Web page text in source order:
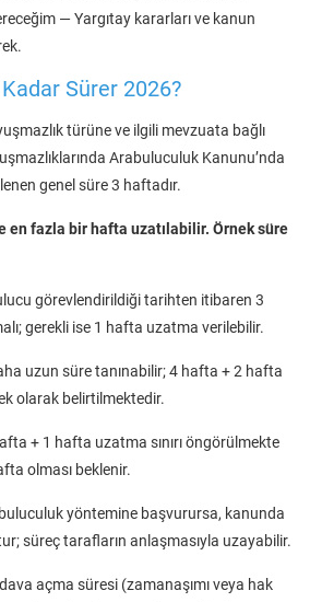
— Yargıtay kararları ve kanun
Sürer 2026?
türüne ve ilgili mevzuata bağlı
Arabuluculuk Kanunu’nda
genel süre 3 haftadır.
en fazla bir hafta uzatılabilir. Örnek süre
görevlendirildiği tarihten itibaren 3
gerekli ise 1 hafta uzatma verilebilir.
uzun süre tanınabilir; 4 hafta + 2 hafta
olarak belirtilmektedir.
+ 1 hafta uzatma sınırı öngörülmekte
olması beklenir.
yöntemine başvurursa, kanunda
süreç tarafların anlaşmasıyla uzayabilir.
açma süresi (zamanaşımı veya hak